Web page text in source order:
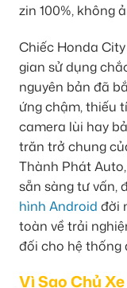
zin 100%, không
Chiếc Honda
gian sử dụng
nguyên bản đã
ứng chậm, thiếu
camera lùi hay
trăn trở chung
Thành Phát
sẵn sàng tư vấn,
hình Android đời
toàn về trải
đối cho hệ thống
Vì Sao Chủ